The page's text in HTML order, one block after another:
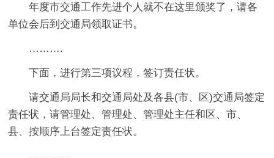
年度市交通工作先进个人就不在这里颁奖了，请各
单位会后到交通局领取证书。
……….
下面，进行第三项议程，签订责任状。
请交通局局长和交通局处及各县(市、区)交通局签定
责任状，请管理处、管理处、管理处主任和区、市、
县、按顺序上台签定责任状。